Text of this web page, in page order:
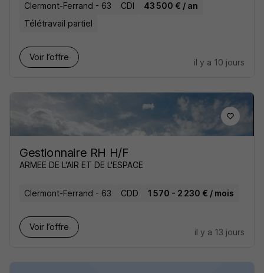
Clermont-Ferrand - 63 CDI
43 500 € / an
Télétravail partiel
Voir l’offre
il y a 10 jours
Gestionnaire RH H/F
ARMEE DE L'AIR ET DE L'ESPACE
Clermont-Ferrand - 63 CDD 1 570 - 2 230 € / mois
Voir l’offre
il y a 13 jours